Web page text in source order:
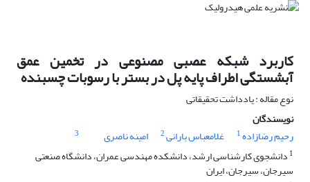
کاربرد شبکه عصبی مصنوعی در تخمین عمق
آبشستگی اطراف پایه پل در بستر با رسوبات چسبنده
نوع مقاله : یادداشت تحقیقاتی
نویسندگان
رحیم رضازاده1 غلامعباس بارانی2 امینه ناصری
3
1 دانشجوی کارشناسی ارشد، دانشکده مهندسی عمران، دانشگاه صنعتی
سیرجان، سیرجان، ایران